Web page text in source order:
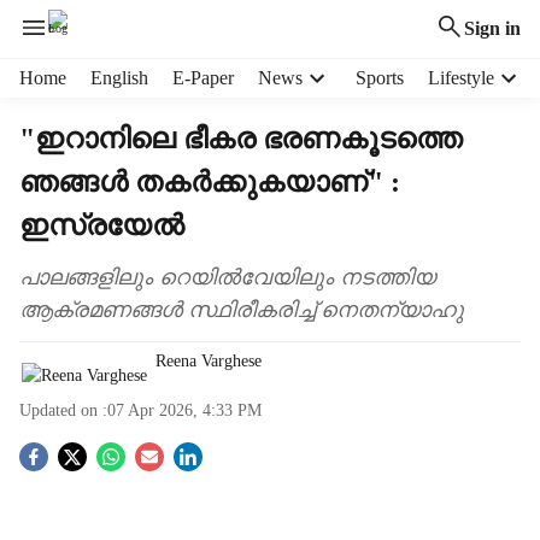
Sign in
Home English E-Paper News Sports Lifestyle
"ഇറാനിലെ ഭീകര ഭരണകൂടത്തെ
ഞങ്ങൾ തകർക്കുകയാണ്" :
ഇസ്രയേൽ
പാലങ്ങളിലും റെയിൽവേയിലും നടത്തിയ
ആക്രമണങ്ങൾ സ്ഥിരീകരിച്ച് നെതന്യാഹു
Reena Varghese
Updated on :07 Apr 2026, 4:33 PM
S